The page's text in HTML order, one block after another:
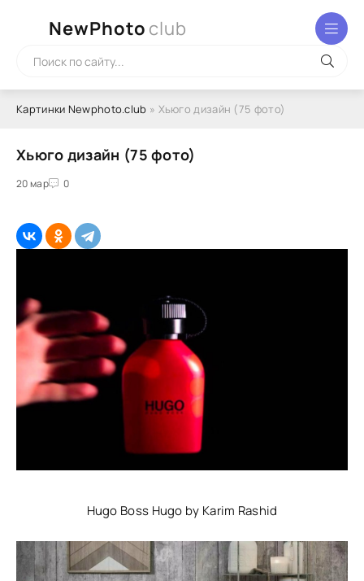
NewPhoto club
Картинки Newphoto.club » Хьюго дизайн (75 фото)
Хьюго дизайн (75 фото)
20 мар 0
Hugo Boss Hugo by Karim Rashid